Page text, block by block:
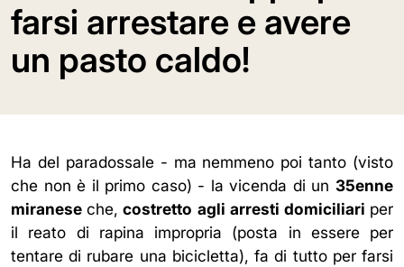
farsi arrestare e avere
un pasto caldo!
Ha del paradossale - ma nemmeno poi tanto (visto
che non è il primo caso) - la vicenda di un 35enne
miranese che,costretto agli arresti domiciliari per
il reato di rapina impropria (posta in essere per
tentare di rubare una bicicletta), fa di tutto per farsi